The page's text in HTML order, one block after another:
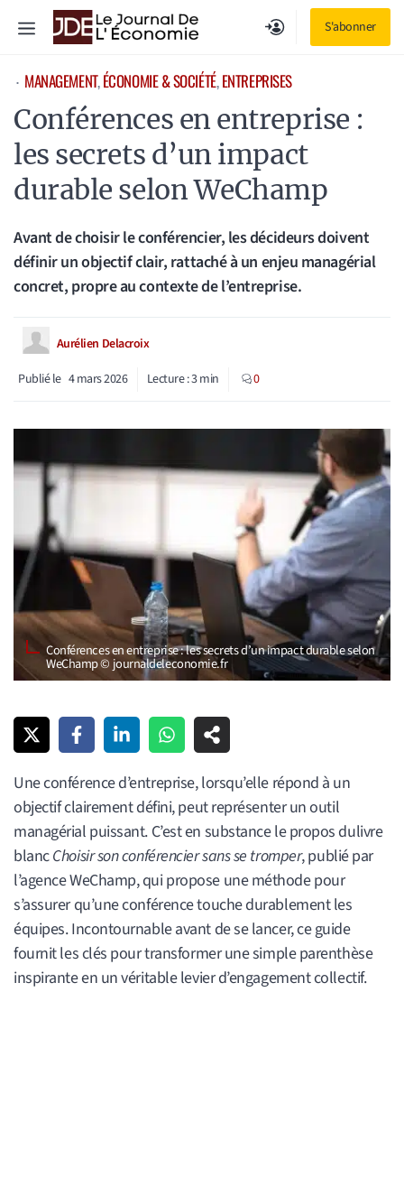
S'abonner
Menu
⋅ MANAGEMENT, ÉCONOMIE & SOCIÉTÉ, ENTREPRISES
Conférences en entreprise :
les secrets d’un impact
durable selon WeChamp
Avant de choisir le conférencier, les décideurs doivent
définir un objectif clair, rattaché à un enjeu managérial
concret, propre au contexte de l’entreprise.
Aurélien Delacroix
Publié le 4 mars 2026 Lecture :3min 0
Conférences en entreprise : les secrets d’un impact durable selon
WeChamp © journaldeleconomie.fr
Une conférence d’entreprise, lorsqu’elle répond à un
objectif clairement défini, peut représenter un outil
managérial puissant. C’est en substance le propos dulivre
blancChoisir son conférencier sans se tromper, publié par
l’agence WeChamp, qui propose une méthode pour
s’assurer qu’une conférence touche durablement les
équipes. Incontournable avant de se lancer, ce guide
fournit les clés pour transformer une simple parenthèse
inspirante en un véritable levier d’engagement collectif.